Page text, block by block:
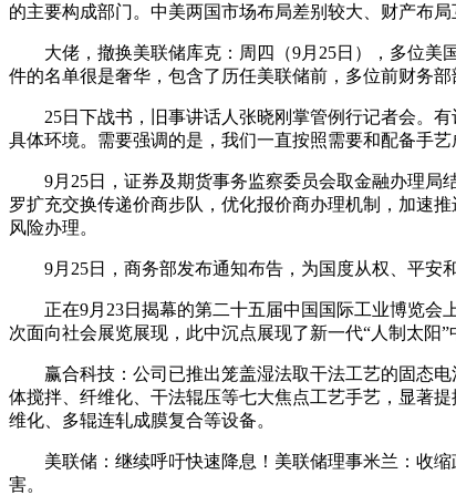
的主要构成部门。中美两国市场布局差别较大、财产布
大佬，撤换美联储库克：周四（9月25日），多位美
件的名单很是奢华，包含了历任美联储前，多位前财务
25日下战书，旧事讲话人张晓刚掌管例行记者会。有
具体环境。需要强调的是，我们一直按照需要和配备手艺
9月25日，证券及期货事务监察委员会取金融办理局
罗扩充交换传递价商步队，优化报价商办理机制，加速
风险办理。
9月25日，商务部发布通知布告，为国度从权、平安
正在9月23日揭幕的第二十五届中国国际工业博览会上
次面向社会展览展现，此中沉点展现了新一代“人制太阳”
赢合科技：公司已推出笼盖湿法取干法工艺的固态电
体搅拌、纤维化、干法辊压等七大焦点工艺手艺，显著
维化、多辊连轧成膜复合等设备。
美联储：继续呼吁快速降息！美联储理事米兰：收缩
害。